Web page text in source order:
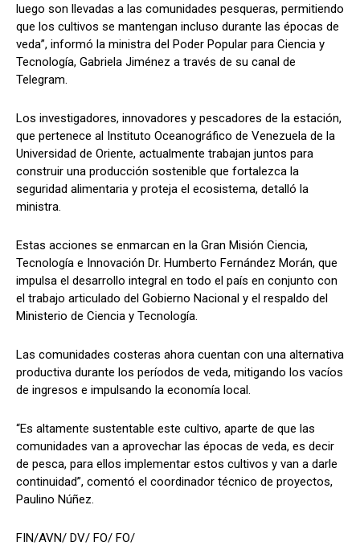
luego son llevadas a las comunidades pesqueras, permitiendo
que los cultivos se mantengan incluso durante las épocas de
veda”, informó la ministra del Poder Popular para Ciencia y
Tecnología, Gabriela Jiménez a través de su canal de
Telegram.
Los investigadores, innovadores y pescadores de la estación,
que pertenece al Instituto Oceanográfico de Venezuela de la
Universidad de Oriente, actualmente trabajan juntos para
construir una producción sostenible que fortalezca la
seguridad alimentaria y proteja el ecosistema, detalló la
ministra.
Estas acciones se enmarcan en la Gran Misión Ciencia,
Tecnología e Innovación Dr. Humberto Fernández Morán, que
impulsa el desarrollo integral en todo el país en conjunto con
el trabajo articulado del Gobierno Nacional y el respaldo del
Ministerio de Ciencia y Tecnología.
Las comunidades costeras ahora cuentan con una alternativa
productiva durante los períodos de veda, mitigando los vacíos
de ingresos e impulsando la economía local.
“Es altamente sustentable este cultivo, aparte de que las
comunidades van a aprovechar las épocas de veda, es decir
de pesca, para ellos implementar estos cultivos y van a darle
continuidad”, comentó el coordinador técnico de proyectos,
Paulino Núñez.
FIN/AVN/ DV/ FO/ FO/